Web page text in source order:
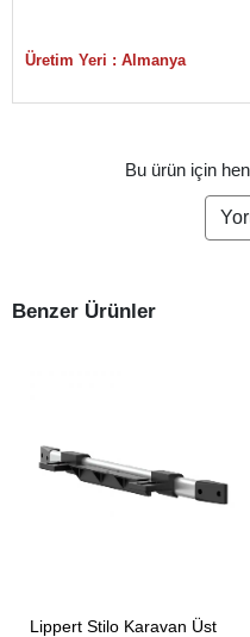
Üretim Yeri : Almanya
Bu ürün için
Benzer Ürünler
Lippert Stilo Karavan Üst